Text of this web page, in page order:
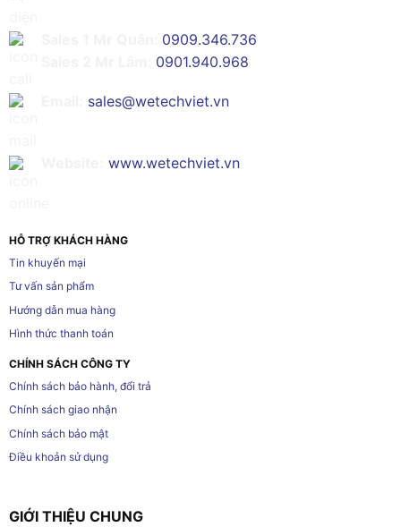
0909.346.736
0901.940.968
sales@wetechviet.vn
www.wetechviet.vn
HỖ TRỢ KHÁCH HÀNG
Tin khuyến mại
Tư vấn sản phẩm
Hướng dẫn mua hàng
Hình thức thanh toán
CHÍNH SÁCH CÔNG TY
Chính sách bảo hành, đổi trả
Chính sách giao nhận
Chính sách bảo mật
Điều khoản sử dụng
GIỚI THIỆU CHUNG